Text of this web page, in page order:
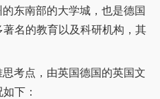
东南部的大学城，也是德国
名的教育以及科研机构，其
考点，由英国德国的英国文
下：